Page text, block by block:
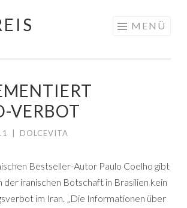
MENÜ
VERBOT
DOLCEVITA
Bestseller-Autor Paulo Coelho gibt
der iranischen Botschaft in Brasilien kein
im Iran. „Die Informationen über